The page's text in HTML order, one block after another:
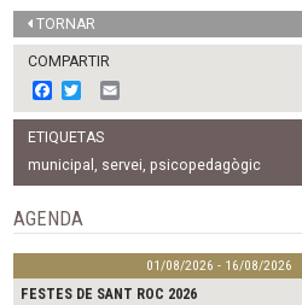
TORNAR
COMPARTIR
F
a
c
e
b
o
o
k
w
i
t
t
e
m
l
ETIQUETAS
municipal , servei, psicopedagògic
AGENDA
01/08/2026 - 16/08/2026
FESTES DE SANT ROC 2026